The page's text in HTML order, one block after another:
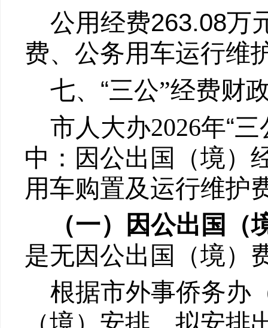
公用经费263.08万
费、 公务用车运行维
七、 “三公”经费财
市人大办2026年“三
中：因公出国（境）
用车购置及运行维护
（一）因公出国（
是无因公出国 （境）
根据市外事侨务办